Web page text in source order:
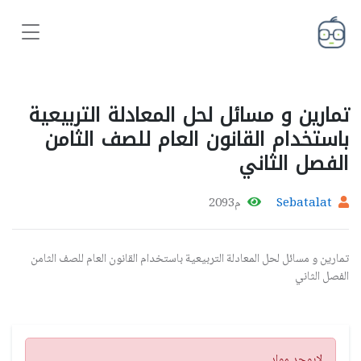
تمارين و مسائل لحل المعادلة التربيعية
باستخدام القانون العام للصف الثامن
الفصل الثاني
Sebatalat م2093
تمارين و مسائل لحل المعادلة التربيعية باستخدام القانون العام للصف الثامن
الفصل الثاني